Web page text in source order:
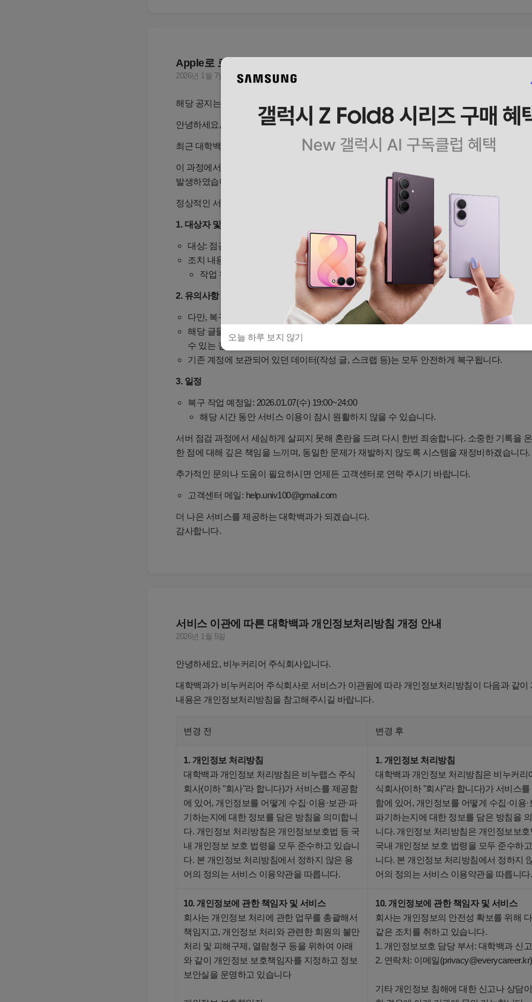
Apple로 로그인 오류 복구 안내
2026년 1월 7일
해당 공지는 Apple로 로그인 유저 중 계정 초기화 현상을 겪으신 분들께 드리는 안내입니다.
안녕하세요, 대학백과입니다.
최근 대학백과 서비스는 원활한 서비스 제공을 위해 서버 점검을 진행하였습니다.
이 과정에서 Apple로 로그인 시스템의 예기치 못한 설정 오류로 인해, 기존 계정이 아닌 신규
발생하였습니다. 불편을 겪으신 유저분들께 진심으로 고개 숙여 사과드립니다.
정상적인 서비스 이용을 위해 아래와 같이 복구 작업을 진행할 예정입니다.
1. 대상자 및 조치 사항
대상: 점검 이후 Apple로 로그인을 통해 기존 계정이 있음에도 신규 계정이 생성된 유저
조치 내용: 오류로 생성된 신규 계정 삭제 및 기존 계정 복구
작업 완료 후 Apple로 로그인 시, 서버 점검 이전에 사용하시던 기존 계정으로 정상 접속
2. 유의사항 (데이터 관련)
다만, 복구 과정에서 '신규 계정'으로 작성하신 게시글 및 댓글은 계정 삭제와 함께 데이터
해당 글들은 삭제되지 않고 유지되나, 작성자 정보가 '(알 수 없음)'으로 표시되어 직접 수정
수 있는 점 양해 부탁드립니다.
기존 계정에 보관되어 있던 데이터(작성 글, 스크랩 등)는 모두 안전하게 복구됩니다.
3. 일정
복구 작업 예정일: 2026.01.07(수) 19:00~24:00
해당 시간 동안 서비스 이용이 잠시 원활하지 않을 수 있습니다.
서버 점검 과정에서 세심하게 살피지 못해 혼란을 드려 다시 한번 죄송합니다. 소중한 기록을
한 점에 대해 깊은 책임을 느끼며, 동일한 문제가 재발하지 않도록 시스템을 재정비하겠습니다.
추가적인 문의나 도움이 필요하시면 언제든 고객센터로 연락 주시기 바랍니다.
고객센터 메일: help.univ100@gmail.com
더 나은 서비스를 제공하는 대학백과가 되겠습니다.
감사합니다.
서비스 이관에 따른 대학백과 개인정보처리방침 개정 안내
2026년 1월 5일
안녕하세요, 비누커리어 주식회사입니다.
대학백과가 비누커리어 주식회사로 서비스가 이관됨에 따라 개인정보처리방침이 다음과 같이
내용은 개인정보처리방침을 참고해주시길 바랍니다.
변경 전 변경 후
1. 개인정보 처리방침
대학백과 개인정보 처리방침은 비누랩스 주식
회사(이하 "회사"라 합니다)가 서비스를 제공함
에 있어, 개인정보를 어떻게 수집·이용·보관·파
기하는지에 대한 정보를 담은 방침을 의미합니
다. 개인정보 처리방침은 개인정보보호법 등 국
내 개인정보 보호 법령을 모두 준수하고 있습니
다. 본 개인정보 처리방침에서 정하지 않은 용
어의 정의는 서비스 이용약관을 따릅니다.
1. 개인정보 처리방침
대학백과 개인정보 처리방침은 비누커리
식회사(이하 "회사"라 합니다)가 서비스를
함에 있어, 개인정보를 어떻게 수집·이용·
파기하는지에 대한 정보를 담은 방침을
니다. 개인정보 처리방침은 개인정보보호
국내 개인정보 보호 법령을 모두 준수하
니다. 본 개인정보 처리방침에서 정하지
어의 정의는 서비스 이용약관을 따릅니다.
10. 개인정보에 관한 책임자 및 서비스
회사는 개인정보 처리에 관한 업무를 총괄해서
책임지고, 개인정보 처리와 관련한 회원의 불만
처리 및 피해구제, 열람청구 등을 위하여 아래
와 같이 개인정보 보호책임자를 지정하고 정보
보안실을 운영하고 있습니다
10. 개인정보에 관한 책임자 및 서비스
회사는 개인정보의 안전성 확보를 위해
같은 조치를 취하고 있습니다.
1. 개인정보보호 담당 부서: 대학백과 신
2. 연락처: 이메일(privacy@everycareer.kr)
기타 개인정보 침해에 대한 신고나 상담
오늘 하루 보지 않기